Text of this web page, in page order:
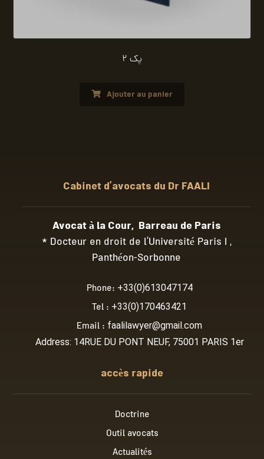
پک 2
Ajouter au panier
Cabinet d’avocats du Dr FAALI
Avocat à la Cour, Barreau de Paris
* Docteur en droit de l’Université Paris I ,
Panthéon-Sorbonne
Phone: +33(0)613047174
Tel : +33(0)170463421
Email : faalilawyer@gmail.com
Address: 14RUE DU PONT NEUF, 75001 PARIS 1er
accès rapide
Doctrine
Outil avocats
Actualités